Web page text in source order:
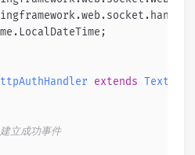
extends
立成功事件